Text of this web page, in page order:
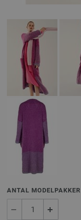
ANTAL MODELPAKKER